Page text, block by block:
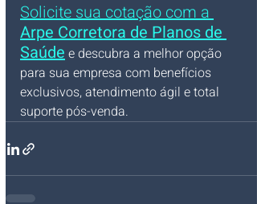
Solicite sua cotação com a
Arpe Corretora de Planos de
Saúde e descubra a melhor opção
para sua empresa com benefícios
exclusivos, atendimento ágil e total
suporte pós-venda.